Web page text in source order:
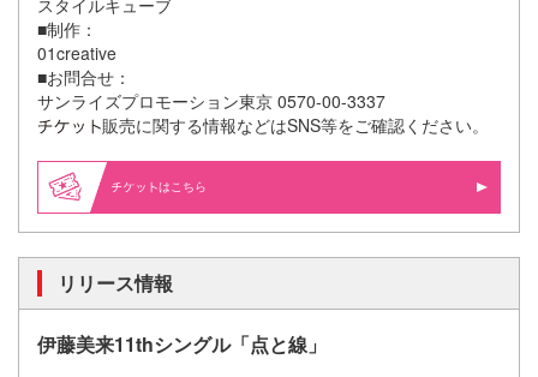
■制作：
01creative
■お問合せ：
サンライズプロモーション東京 0570-00-3337
販売に関する情報などはSNS等をご確認ください。
はこちら
リリース情報
伊藤美来11thシングル「点と線」